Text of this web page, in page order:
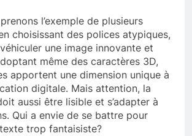
l’exemple de plusieurs
choisissant des polices atypiques,
une image innovante et
même des caractères 3D,
apportent une dimension unique à
digitale. Mais attention, la
aussi être lisible et s’adapter à
Qui a envie de se battre pour
trop fantaisiste?